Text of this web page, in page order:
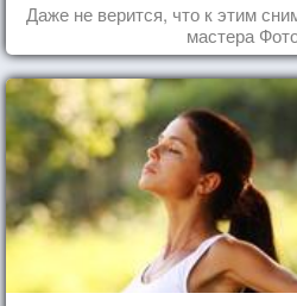
Даже не верится, что к этим
мастера